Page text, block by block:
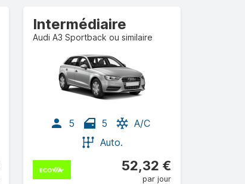
Intermédiaire
Audi A3 Sportback ou similaire
5 5
A/C
Auto.
52,32 €
par jour